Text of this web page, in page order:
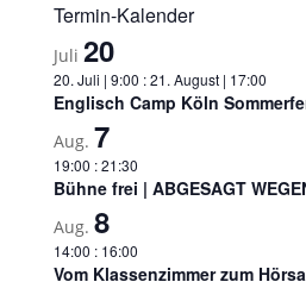
Termin-Kalender
Juli 20
20. Juli | 9:00 :21. August | 17:00
Englisch Camp Köln
Aug. 7
19:00 :21:30
Bühne frei | ABGESAGT
Aug. 8
14:00 : 16:00
Vom Klassenzimmer zum